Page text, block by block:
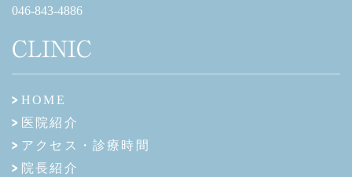
046-843-4886
CLINIC
HOME
医院紹介
アクセス・診療時間
院長紹介